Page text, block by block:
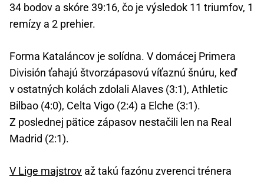
34 bodov a skóre 39:16, čo je výsledok 11 triumfov, 1
remízy a 2 prehier.
Forma Kataláncov je solídna. V domácej Primera
División ťahajú štvorzápasovú víťaznú šnúru, keď
v ostatných kolách zdolali Alaves (3:1), Athletic
Bilbao (4:0), Celta Vigo (2:4) a Elche (3:1).
Z poslednej pätice zápasov nestačili len na Real
Madrid (2:1).
V Lige majstrov až takú fazónu zverenci trénera